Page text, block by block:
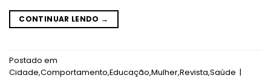
CONTINUAR LENDO →
Postado em
Cidade,Comportamento,Educação,Mulher,Revista,Saúde |